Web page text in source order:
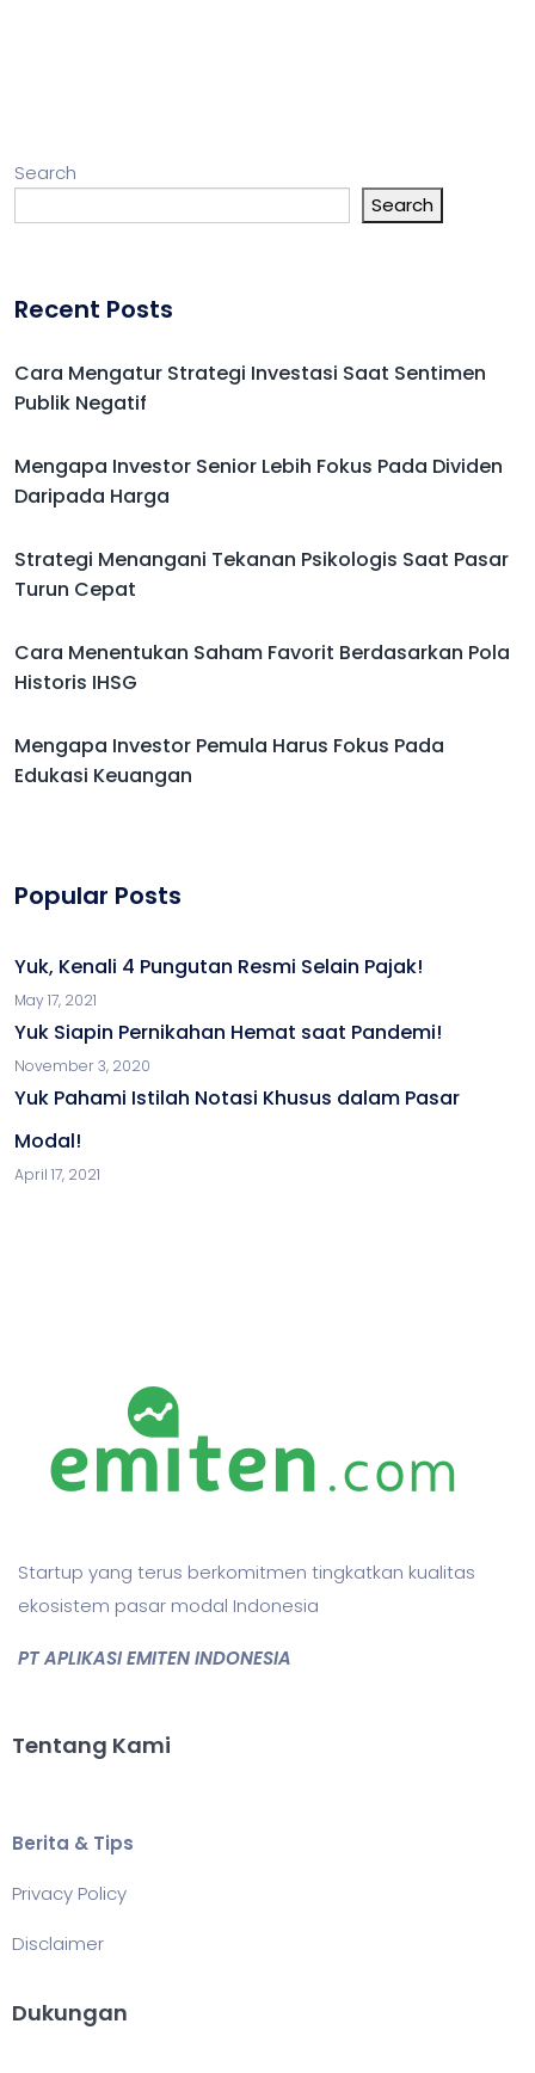
Search
Search
Recent Posts
Cara Mengatur Strategi Investasi Saat Sentimen
Publik Negatif
Mengapa Investor Senior Lebih Fokus Pada Dividen
Daripada Harga
Strategi Menangani Tekanan Psikologis Saat Pasar
Turun Cepat
Cara Menentukan Saham Favorit Berdasarkan Pola
Historis IHSG
Mengapa Investor Pemula Harus Fokus Pada
Edukasi Keuangan
Popular Posts
Yuk, Kenali 4 Pungutan Resmi Selain Pajak!
May 17, 2021
Yuk Siapin Pernikahan Hemat saat Pandemi!
November 3, 2020
Yuk Pahami Istilah Notasi Khusus dalam Pasar
Modal!
April 17, 2021
Startup yang terus berkomitmen tingkatkan kualitas
ekosistem pasar modal Indonesia
PT APLIKASI EMITEN INDONESIA
Tentang Kami
Berita & Tips
Privacy Policy
Disclaimer
Dukungan